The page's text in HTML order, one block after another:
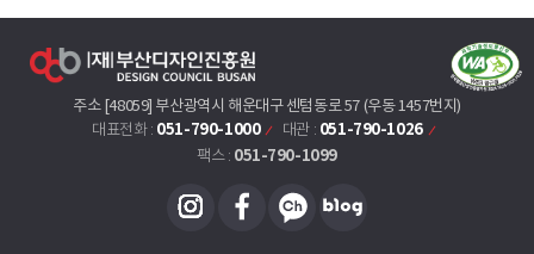
주소 [48059] 부산광역시 해운대구 센텀동로 57 (우동 1457번지)
대표전화 : 051-790-1000 대관 : 051-790-1026
팩스 : 051-790-1099